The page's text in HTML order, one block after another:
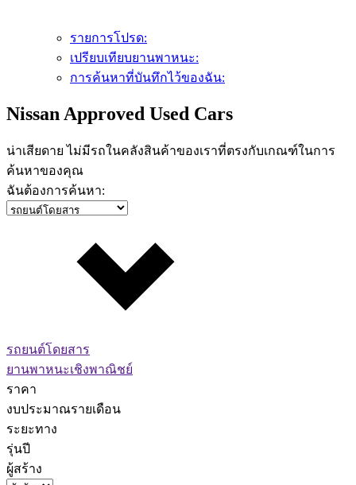
รายการโปรด:
เปรียบเทียบยานพาหนะ:
การค้นหาที่บันทึกไว้ของฉัน:
Nissan Approved Used Cars
น่าเสียดาย ไม่มีรถในคลังสินค้าของเราที่ตรงกับเกณฑ์ในการ
ค้นหาของคุณ
ฉันต้องการค้นหา:
รถยนต์โดยสาร
ยานพาหนะเชิงพาณิชย์
ราคา
งบประมาณรายเดือน
ระยะทาง
รุ่นปี
ผู้สร้าง